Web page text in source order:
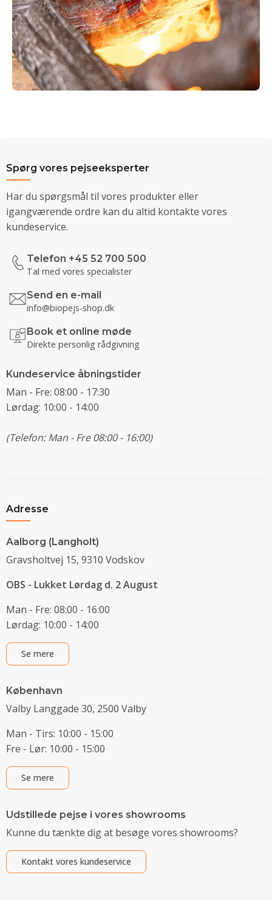
Spørg vores pejseeksperter
Har du spørgsmål til vores produkter eller
igangværende ordre kan du altid kontakte vores
kundeservice.
Telefon +45 52 700 500
Tal med vores specialister
Send en e-mail
info@biopejs-shop.dk
Book et online møde
Direkte personlig rådgivning
Kundeservice åbningstider
Man - Fre: 08:00 - 17:30
Lørdag: 10:00 - 14:00
(Telefon: Man - Fre 08:00 - 16:00)
Adresse
Aalborg (Langholt)
Gravsholtvej 15, 9310 Vodskov
OBS - Lukket Lørdag d. 2 August
Man - Fre: 08:00 - 16:00
Lørdag: 10:00 - 14:00
Se mere
København
Valby Langgade 30, 2500 Valby
Man - Tirs: 10:00 - 15:00
Fre - Lør: 10:00 - 15:00
Se mere
Udstillede pejse i vores showrooms
Kunne du tænkte dig at besøge vores showrooms?
Kontakt vores kundeservice